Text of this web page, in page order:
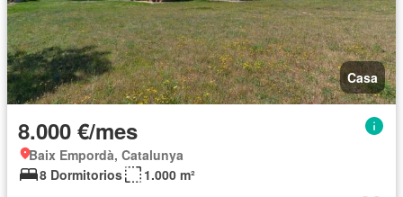
Casa
8.000 €/mes
Baix Empordà, Catalunya
8 Dormitorios
1.000 m²